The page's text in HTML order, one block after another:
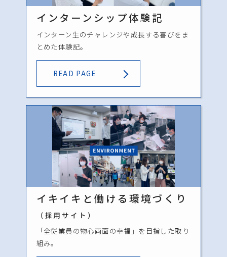
インターンシップ体験記
インターン生のチャレンジや成長する喜びをま
とめた体験記。
READ PAGE
イキイキと働ける環境づくり
（採用サイト）
「全従業員の物心両面の幸福」を目指した取り
組み。